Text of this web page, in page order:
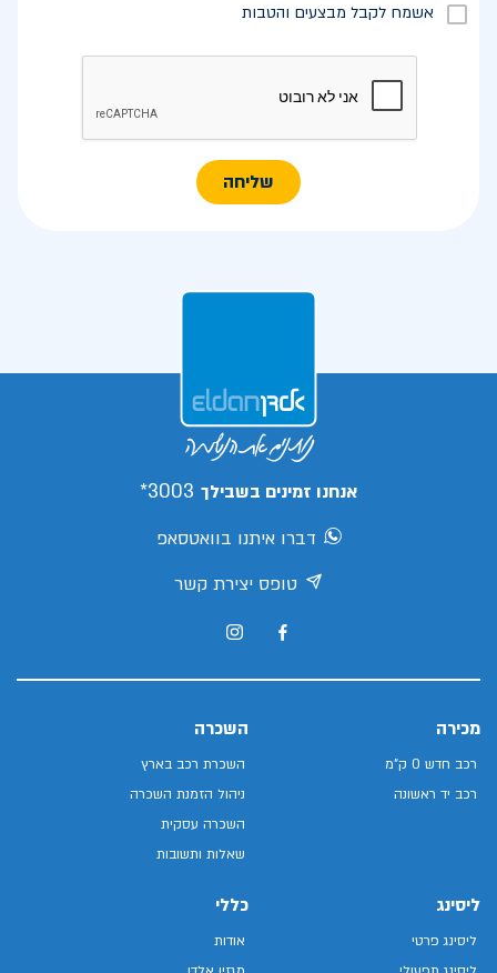
אשמח לקבל מבצעים והטבות
שליחה
אנחנו זמינים בשבילך 3003*
דברו איתנו בוואטסאפ
טופס יצירת קשר
מכירה
רכב חדש 0 ק"מ
רכב יד ראשונה
השכרה
השכרת רכב בארץ
ניהול הזמנת השכרה
השכרה עסקית
שאלות ותשובות
ליסינג
ליסינג פרטי
כללי
אודות